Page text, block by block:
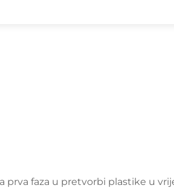
prva faza u pretvorbi plastike u